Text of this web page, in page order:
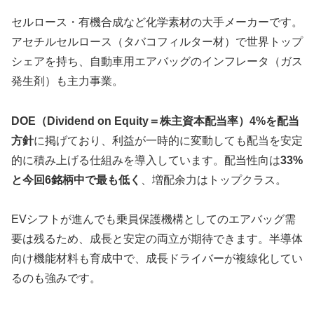
セルロース・有機合成など化学素材の大手メーカーです。
アセチルセルロース（タバコフィルター材）で世界トップ
シェアを持ち、自動車用エアバッグのインフレータ（ガス
発生剤）も主力事業。
DOE（Dividend on Equity＝株主資本配当率）4%を配当
方針に掲げており、利益が一時的に変動しても配当を安定
的に積み上げる仕組みを導入しています。配当性向は33%
と今回6銘柄中で最も低く
、増配余力はトップクラス。
EVシフトが進んでも乗員保護機構としてのエアバッグ需
要は残るため、成長と安定の両立が期待できます。半導体
向け機能材料も育成中で、成長ドライバーが複線化してい
るのも強みです。